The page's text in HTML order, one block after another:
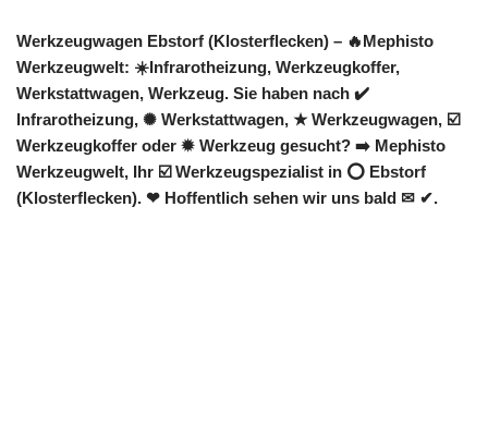
Werkzeugwagen Ebstorf (Klosterflecken) – 🔥Mephisto
Werkzeugwelt: ☀️Infrarotheizung, Werkzeugkoffer,
Werkstattwagen, Werkzeug. Sie haben nach ✔️
Infrarotheizung, ✺ Werkstattwagen, ★ Werkzeugwagen, ☑️
Werkzeugkoffer oder ✹ Werkzeug gesucht? ➡️ Mephisto
Werkzeugwelt, Ihr ☑️ Werkzeugspezialist in ⭕ Ebstorf
(Klosterflecken). ❤ Hoffentlich sehen wir uns bald ✉ ✔.